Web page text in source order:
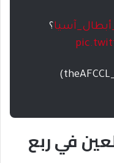
؟
في ربع